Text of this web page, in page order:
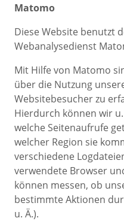
Matomo
Diese Website benutzt
Webanalysedienst
Mit Hilfe von Matomo
über die Nutzung
Websitebesucher zu
Hierdurch können wir
welche Seitenaufrufe
welcher Region sie
verschiedene
verwendete Browser
können messen, ob
bestimmte Aktionen
u. Ä.).